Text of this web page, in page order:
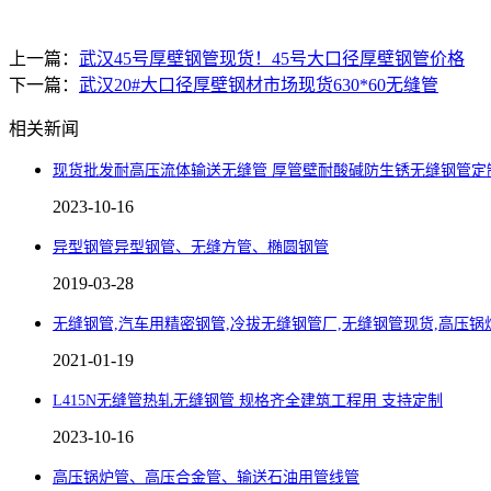
上一篇： 武汉45号厚壁钢管现货！45号大口径厚壁钢管价格
下一篇： 武汉20#大口径厚壁钢材市场现货630*60无缝管
相关新闻
现货批发耐高压流体输送无缝管 厚管壁耐酸碱防生锈无缝钢管定
2023-10-16
异型钢管异型钢管、无缝方管、椭圆钢管
2019-03-28
无缝钢管,汽车用精密钢管,冷拔无缝钢管厂,无缝钢管现货,高压锅
2021-01-19
L415N无缝管热轧无缝钢管 规格齐全建筑工程用 支持定制
2023-10-16
高压锅炉管、高压合金管、输送石油用管线管